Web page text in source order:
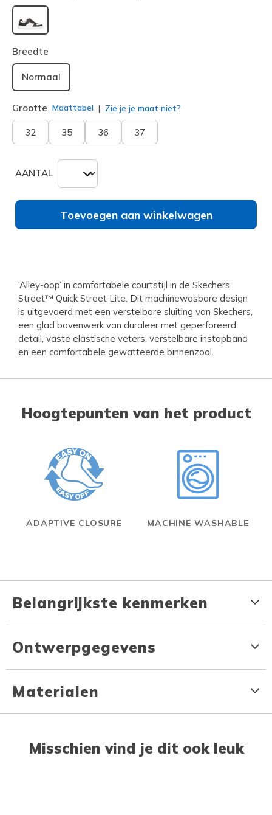
geselecteerd
Breedte
Normaal
Grootte Maattabel Zie je je maat niet?
32 35 36 37
AANTAL
Toevoegen aan winkelwagen
‘Alley-oop’ in comfortabele courtstijl in de Skechers
Street™ Quick Street Lite. Dit machinewasbare design
is uitgevoerd met een verstelbare sluiting van Skechers,
een glad bovenwerk van duraleer met geperforeerd
detail, vaste elastische veters, verstelbare instapband
en een comfortabele gewatteerde binnenzool.
Hoogtepunten van het product
ADAPTIVE CLOSURE MACHINE WASHABLE
Belangrijkste kenmerken
Ontwerpgegevens
Materialen
Misschien vind je dit ook leuk